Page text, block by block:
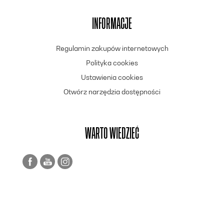
INFORMACJE
Regulamin zakupów internetowych
Polityka cookies
Ustawienia cookies
Otwórz narzędzia dostępności
WARTO WIEDZIEĆ